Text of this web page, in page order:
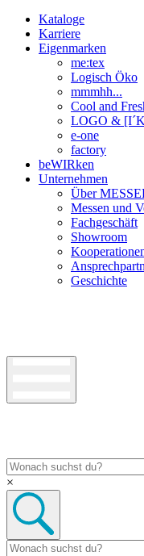
Kataloge
Karriere
Eigenmarken
me:tex
Logisch Öko
mmmhh...
Cool and
LOGO &
e-one
factory
beWIRken
Unternehmen
Über
Messen und
Fachgeschäft
Showroom
Geschichte
×